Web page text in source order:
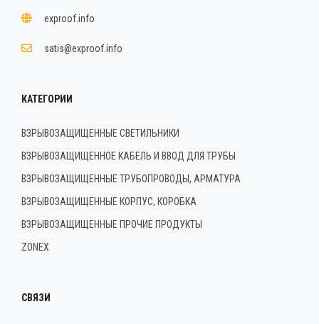
exproof.info
satis@exproof.info
КАТЕГОРИИ
ВЗРЫВОЗАЩИЩЕННЫЕ СВЕТИЛЬНИКИ
ВЗРЫВОЗАЩИЩЕННОЕ КАБЕЛЬ И ВВОД ДЛЯ ТРУБЫ
ВЗРЫВОЗАЩИЩЕННЫЕ ТРУБОПРОВОДЫ, АРМАТУРА
ВЗРЫВОЗАЩИЩЕННЫЕ КОРПУС, КОРОБКА
ВЗРЫВОЗАЩИЩЕННЫЕ ПРОЧИЕ ПРОДУКТЫ
ZONEX
СВЯЗИ